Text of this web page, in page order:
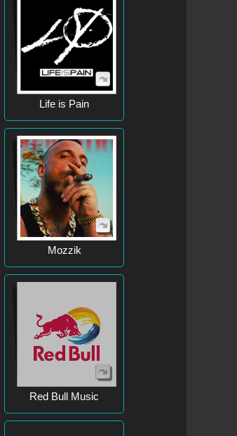
Life is Pain
Mozzik
Red Bull Music